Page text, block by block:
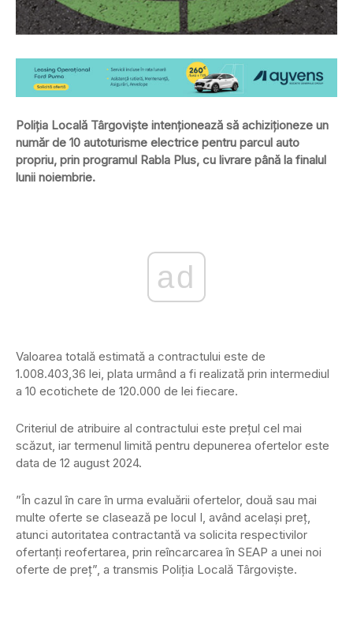
Poliția Locală Târgoviște intenționează să achiziționeze un
număr de 10 autoturisme electrice pentru parcul auto
propriu, prin programul Rabla Plus, cu livrare până la finalul
lunii noiembrie.
ad
Valoarea totală estimată a contractului este de
1.008.403,36 lei, plata urmând a fi realizată prin intermediul
a 10 ecotichete de 120.000 de lei fiecare.
Criteriul de atribuire al contractului este prețul cel mai
scăzut, iar termenul limită pentru depunerea ofertelor este
data de 12 august 2024.
”În cazul în care în urma evaluării ofertelor, două sau mai
multe oferte se clasează pe locul I, având același preț,
atunci autoritatea contractantă va solicita respectivilor
ofertanți reofertarea, prin reîncarcarea în SEAP a unei noi
oferte de preț”, a transmis Poliția Locală Târgoviște.